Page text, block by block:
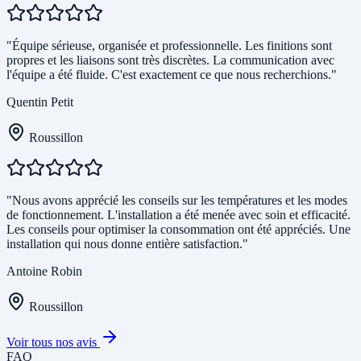
"Équipe sérieuse, organisée et professionnelle. Les finitions sont
propres et les liaisons sont très discrètes. La communication avec
l'équipe a été fluide. C'est exactement ce que nous recherchions."
Quentin Petit
Roussillon
"Nous avons apprécié les conseils sur les températures et les modes
de fonctionnement. L'installation a été menée avec soin et efficacité.
Les conseils pour optimiser la consommation ont été appréciés. Une
installation qui nous donne entière satisfaction."
Antoine Robin
Roussillon
Voir tous nos avis
FAQ